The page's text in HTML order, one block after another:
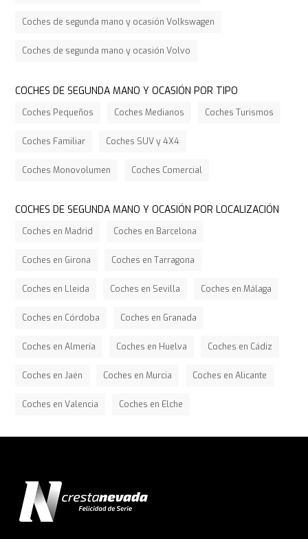
Coches de segunda mano y ocasión Volkswagen
Coches de segunda mano y ocasión Volvo
COCHES DE SEGUNDA MANO Y OCASIÓN POR TIPO
Coches Pequeños Coches Medianos Coches Turismos
Coches Familiar Coches SUV y 4X4
Coches Monovolumen Coches Comercial
COCHES DE SEGUNDA MANO Y OCASIÓN POR LOCALIZACIÓN
Coches en Madrid Coches en Barcelona
Coches en Girona Coches en Tarragona
Coches en Lleida Coches en Sevilla Coches en Málaga
Coches en Córdoba Coches en Granada
Coches en Almería Coches en Huelva Coches en Cádiz
Coches en Jaén Coches en Murcia Coches en Alicante
Coches en Valencia Coches en Elche